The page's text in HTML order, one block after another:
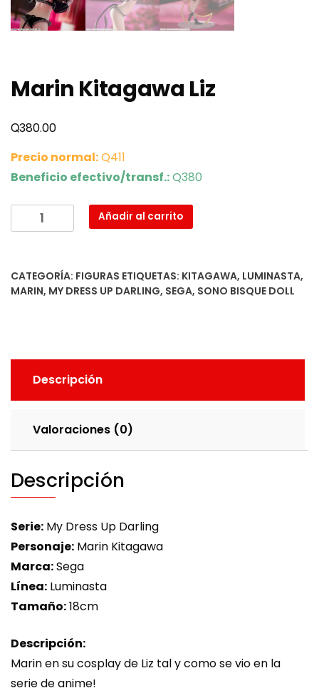
Marin Kitagawa Liz
Q380.00
Precio normal:Q411
Beneficio efectivo/transf.:Q380
Marin
Kitagawa
Añadir al carrito
CATEGORÍA: FIGURAS ETIQUETAS: KITAGAWA, LUMINASTA,
MARIN, MY DRESS UP DARLING, SEGA, SONO BISQUE DOLL
Descripción
Valoraciones (0)
Descripción
Serie: My Dress Up Darling
Personaje: Marin Kitagawa
Marca:Sega
Línea: Luminasta
Tamaño:18cm
Descripción:
Marin en su cosplay de Liz tal y como se vio en la
serie de anime!